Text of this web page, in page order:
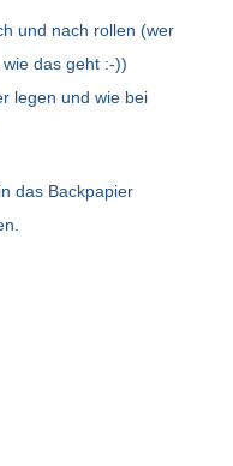
und nach rollen (wer
das geht :-))
legen und wie bei
das Backpapier